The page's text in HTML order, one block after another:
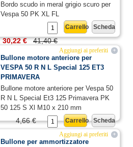
Bordo scudo in meral grigio scuro per
Vespa 50 PK XL FL
Scheda
Carrello
41,40 €
30,22 €
+
Aggiungi ai preferiti
Bullone motore anteriore per
VESPA 50 R N L Special 125 ET3
PRIMAVERA
Bullone motore anteriore per Vespa 50
R N L Special Et3 125 Primavera PK
50 125 S Xl M10 x 210 mm
Scheda
Carrello
4,66 €
+
Aggiungi ai preferiti
Bullone per ammortizzatore